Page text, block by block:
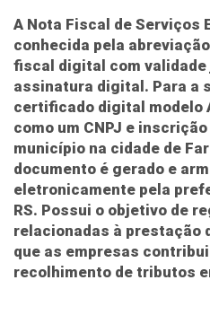
A Nota Fiscal de Serviços
conhecida pela abreviação
fiscal digital com
assinatura digital. Para a
certificado digital modelo
como um CNPJ e
município na cidade de
documento é gerado e
eletronicamente pela
RS. Possui o objetivo de
relacionadas à prestação
que as empresas
recolhimento de tributos